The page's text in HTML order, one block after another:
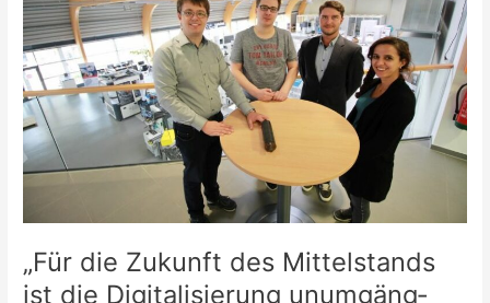
„Für die Zukunft des Mittel­stands
ist die Digi­ta­li­sie­rung unum­gäng­
des
Mittel­
stands
ist
die
Digi­
ta­
li­
rung
unum­
gäng­
lich.“